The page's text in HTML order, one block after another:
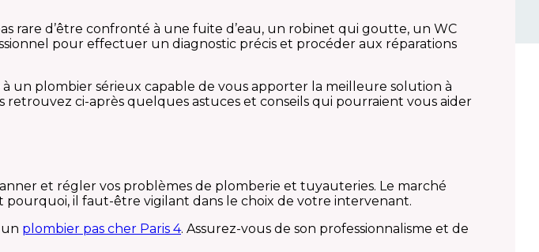
rare d’être confronté à une fuite d’eau, un robinet qui goutte, un WC
pour effectuer un diagnostic précis et procéder aux réparations
à un plombier sérieux capable de vous apporter la meilleure solution à
ci-après quelques astuces et conseils qui pourraient vous aider
et régler vos problèmes de plomberie et tuyauteries. Le marché
pourquoi, il faut-être vigilant dans le choix de votre intervenant.
plombier pas cher Paris 4. Assurez-vous de son professionnalisme et de